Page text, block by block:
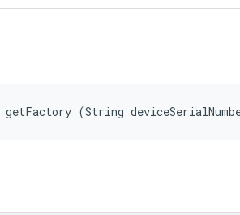
getFactory (String